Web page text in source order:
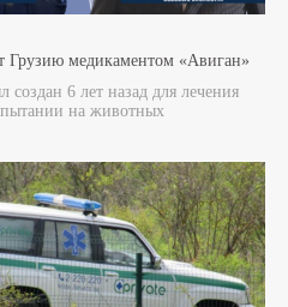
Грузию медикаментом «Авиган»
создан 6 лет назад для лечения
на животных